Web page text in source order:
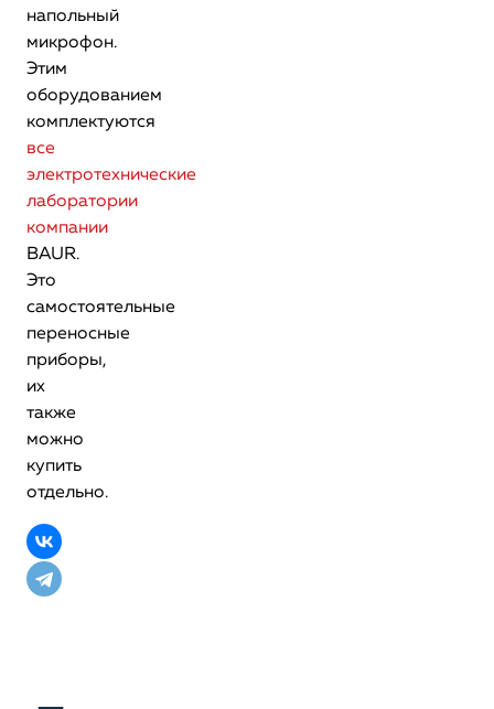
напольный
микрофон.
Этим
оборудованием
комплектуются
все
электротехнические
лаборатории
компании
BAUR.
Это
самостоятельные
переносные
приборы,
их
также
можно
купить
отдельно.